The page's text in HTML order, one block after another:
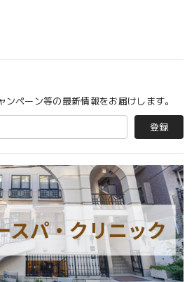
ンペーン等の最新情報をお届けします。
登録